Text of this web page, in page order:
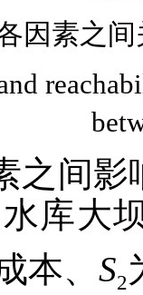
因素之
之间
库大
本、S2